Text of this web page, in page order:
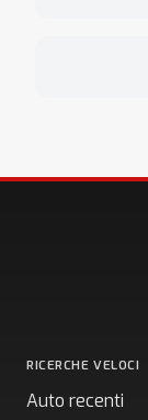
RICERCHE VELOCI
Auto recenti